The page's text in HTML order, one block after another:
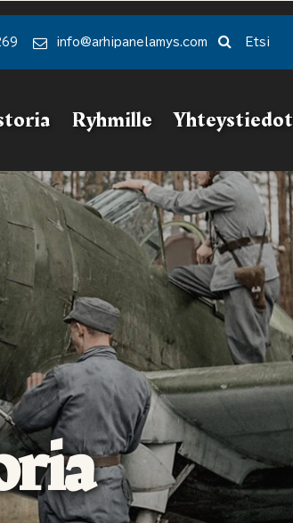
info@arhipanelamys.com Etsi
Ryhmille Yhteystiedot